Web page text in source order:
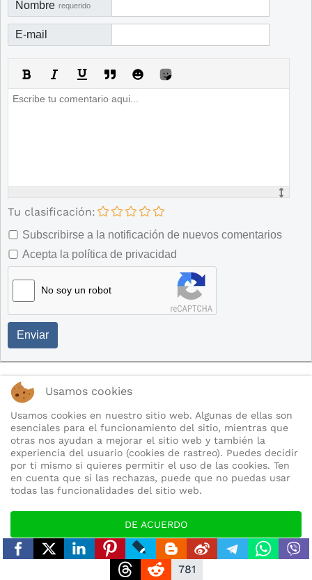
781
Nombre requerido
E-mail
Tu clasificación:
Subscribirse a la notificación de nuevos comentarios
Acepta la política de privacidad
No soy un robot
Enviar
CEMENTERIO DE MULA
CASCO ANTIGUO DE MULA
MAPA DE MULA 1886
MAPA HERALDICO DE MULA
CITA PREVIA SALUD
FARMACIAS DE GUARDIA
Usamos cookies
Usamos cookies en nuestro sitio web. Algunas de ellas son
esenciales para el funcionamiento del sitio, mientras que
otras nos ayudan a mejorar el sitio web y también la
experiencia del usuario (cookies de rastreo). Puedes decidir
por ti mismo si quieres permitir el uso de las cookies. Ten
en cuenta que si las rechazas, puede que no puedas usar
todas las funcionalidades del sitio web.
DE ACUERDO
RECHAZAR